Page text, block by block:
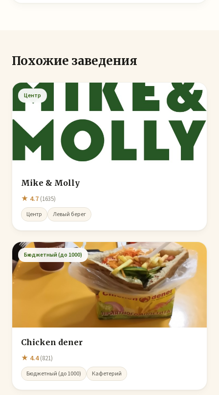
Похожие заведения
Центр
Mike & Molly
★ 4.7 (1635)
Центр Левый берег
Бюджетный (до 1000)
Chicken dener
★ 4.4(821)
Бюджетный (до 1000) Кафетерий